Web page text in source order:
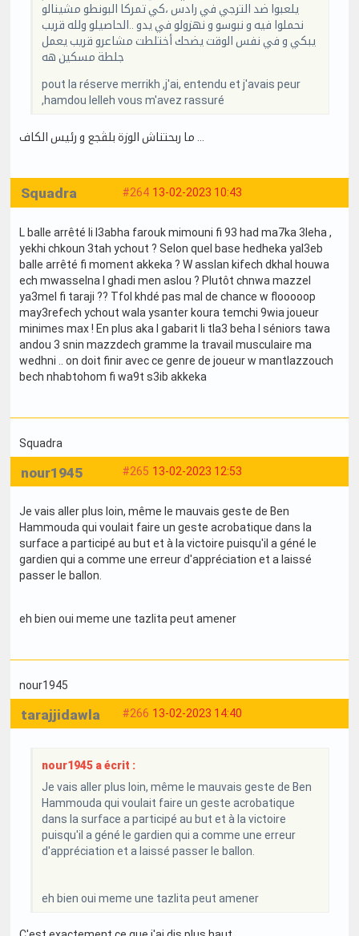
يلعبوا ضد الترجي في رادس ،كي تمركا البونطو مشينالو
نحملوا فيه و نبوسو و نهزولو في يدو ..الحاصيلو ولله قريب
يبكي و في نفس الوقت يضحك أختلطت مشاعرو قريب يعمل
جلطة مسكين هه
pout la réserve merrikh ,j'ai, entendu et j'avais peur
,hamdou lelleh vous m'avez rassuré
#264 13-02-2023 10:43
Squadra
L balle arrêté li l3abha farouk mimouni fi 93 had ma7ka 3leha ,
yekhi chkoun 3tah ychout ? Selon quel base hedheka yal3eb
balle arrêté fi moment akkeka ? W asslan kifech dkhal houwa
ech mwasselna l ghadi men aslou ? Plutôt chnwa mazzel
ya3mel fi taraji ?? Tfol khdé pas mal de chance w flooooop
may3refech ychout wala ysanter koura temchi 9wia joueur
minimes max ! En plus aka l gabarit li tla3 beha l séniors tawa
andou 3 snin mazzdech gramme la travail musculaire ma
wedhni .. on doit finir avec ce genre de joueur w mantlazzouch
bech nhabtohom fi wa9t s3ib akkeka
Squadra
#265 13-02-2023 12:53
nour1945
Je vais aller plus loin, même le mauvais geste de Ben
Hammouda qui voulait faire un geste acrobatique dans la
surface a participé au but et à la victoire puisqu'il a géné le
gardien qui a comme une erreur d'appréciation et a laissé
passer le ballon.
eh bien oui meme une tazlita peut amener
nour1945
#266 13-02-2023 14:40
tarajjidawla
nour1945 a écrit :
Je vais aller plus loin, même le mauvais geste de Ben
Hammouda qui voulait faire un geste acrobatique
dans la surface a participé au but et à la victoire
puisqu'il a géné le gardien qui a comme une erreur
d'appréciation et a laissé passer le ballon.
eh bien oui meme une tazlita peut amener